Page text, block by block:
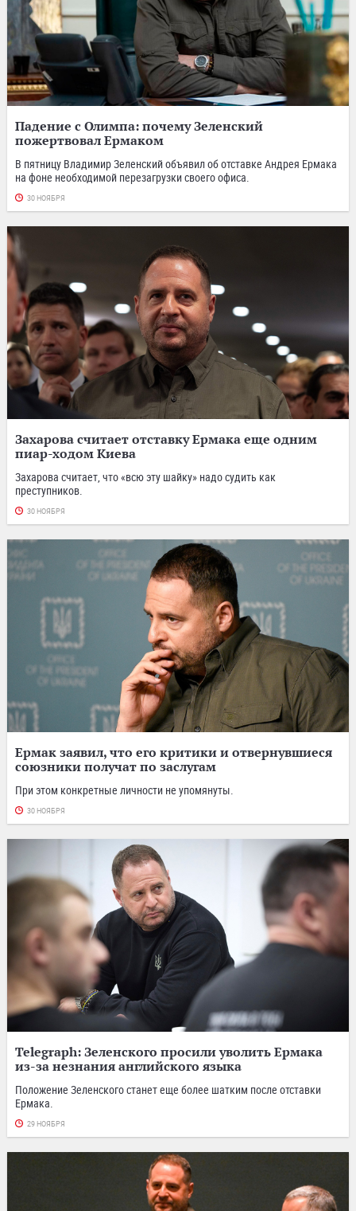
Падение с Олимпа: почему Зеленский
пожертвовал Ермаком
В пятницу Владимир Зеленский объявил об отставке Андрея Ермака
на фоне необходимой перезагрузки своего офиса.
30 НОЯБРЯ
Захарова считает отставку Ермака еще одним
пиар-ходом Киева
Захарова считает, что «всю эту шайку» надо судить как
преступников.
30 НОЯБРЯ
Ермак заявил, что его критики и отвернувшиеся
союзники получат по заслугам
При этом конкретные личности не упомянуты.
30 НОЯБРЯ
Telegraph: Зеленского просили уволить Ермака
из-за незнания английского языка
Положение Зеленского станет еще более шатким после отставки
Ермака.
29 НОЯБРЯ